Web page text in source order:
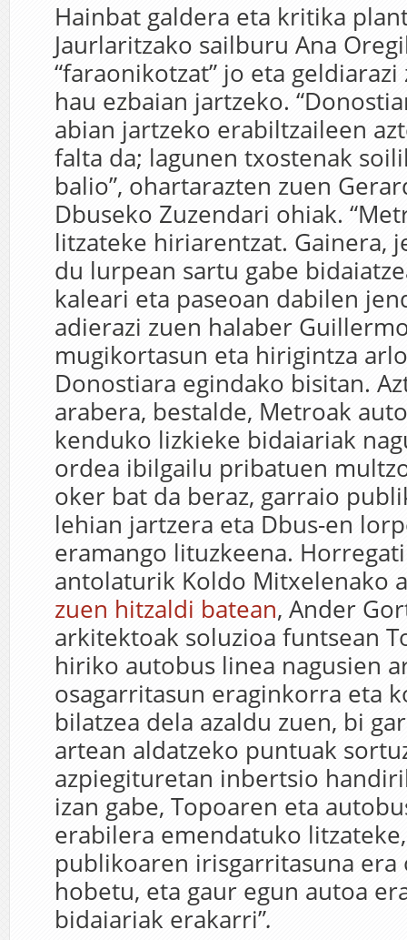
Hainbat galdera eta kritika
Jaurlaritzako sailburu Ana
“faraonikotzat” jo eta
hau ezbaian jartzeko.
abian jartzeko erabiltzaileen
falta da; lagunen txostenak
balio”, ohartarazten zuen
Dbuseko Zuzendari ohiak.
litzateke hiriarentzat. Gainera,
du lurpean sartu gabe
kaleari eta paseoan dabilen
adierazi zuen halaber
mugikortasun eta hirigintza
Donostiara egindako bisitan.
arabera, bestalde, Metroak
kenduko lizkieke bidaiariak
ordea ibilgailu pribatuen
oker bat da beraz, garraio
lehian jartzera eta Dbus-en
eramango lituzkeena.
antolaturik Koldo Mitxelenako
zuen hitzaldi batean, Ander
arkitektoak soluzioa funtsean
hiriko autobus linea nagusien
osagarritasun eraginkorra eta
bilatzea dela azaldu zuen, bi
artean aldatzeko puntuak
azpiegituretan inbertsio
izan gabe, Topoaren eta
erabilera emendatuko
publikoaren irisgarritasuna era
hobetu, eta gaur egun autoa
bidaiariak erakarri”.